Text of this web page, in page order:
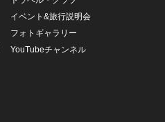
イベント&旅行説明会
フォトギャラリー
YouTubeチャンネル